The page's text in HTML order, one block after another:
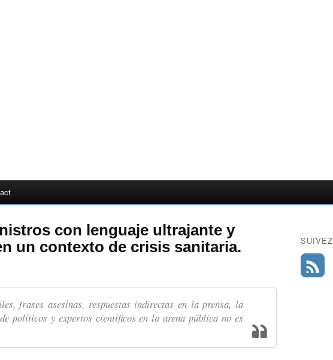
con lenguaje ultrajante y
un contexto de crisis sanitaria.
frases asesinas, respuestas indirectas en la prensa, la
políticos y expertos científicos en la arena pública no es